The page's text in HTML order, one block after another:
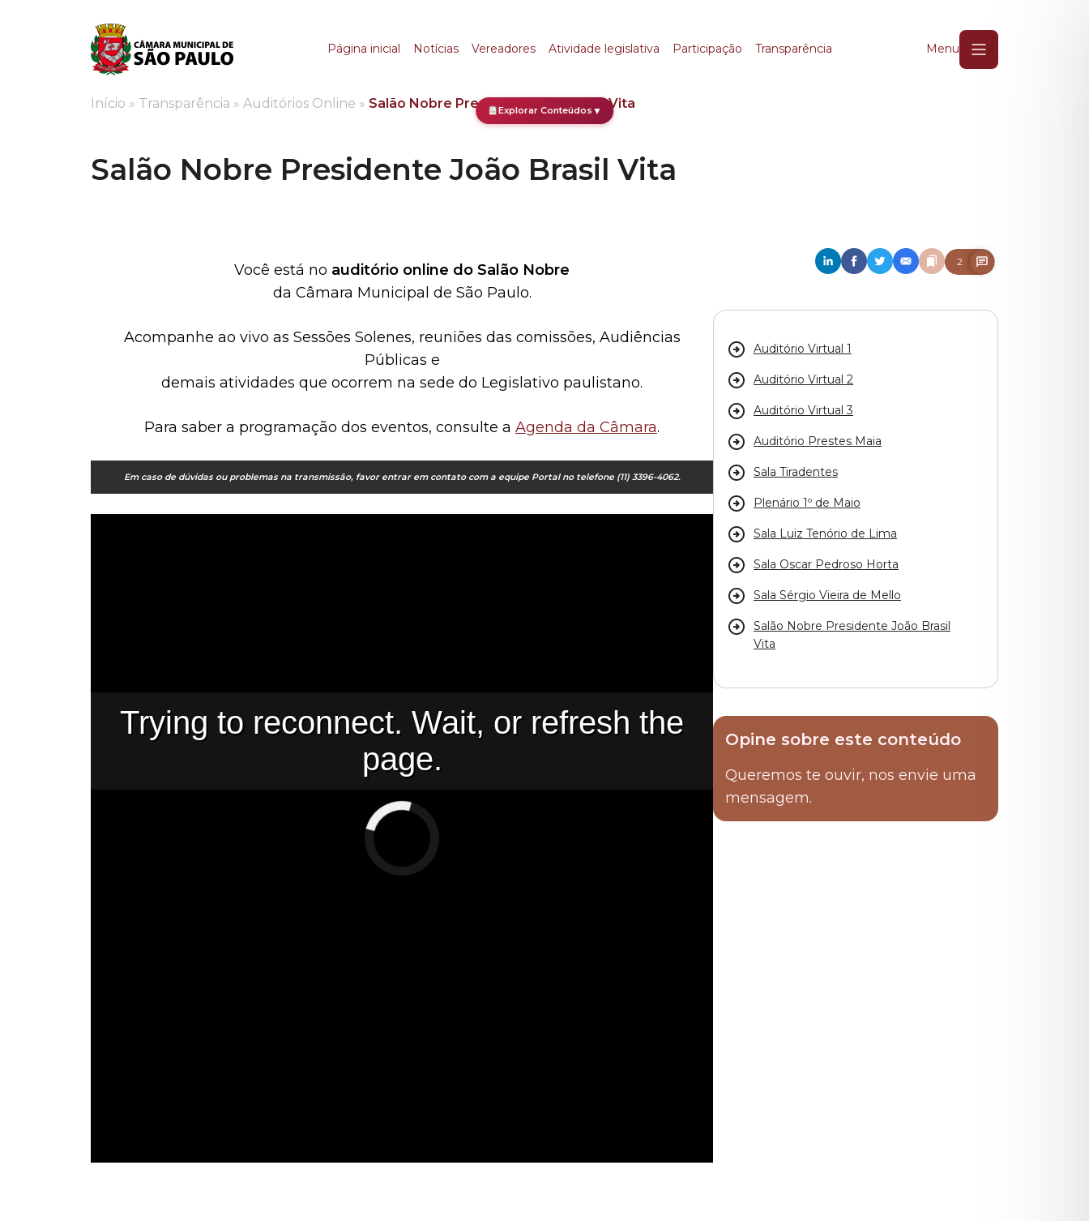
Salão Nobre Presidente João Brasil Vita
Explorar Conteúdos ▼
Página inicial Notícias Vereadores Atividade legislativa Participação Transparência Menu
Início » Transparência » Auditórios Online » Salão Nobre Presidente João Brasil Vita
Salão Nobre Presidente João Brasil Vita
Você está no auditório online do Salão Nobre
da Câmara Municipal de São Paulo.
Acompanhe ao vivo as Sessões Solenes, reuniões das comissões, Audiências
Públicas e
demais atividades que ocorrem na sede do Legislativo paulistano.
Para saber a programação dos eventos, consulte a Agenda da Câmara.
Em caso de dúvidas ou problemas na transmissão, favor entrar em contato com a equipe Portal no telefone (11) 3396-4062.
2
Auditório Virtual 1
Auditório Virtual 2
Auditório Virtual 3
Auditório Prestes Maia
Sala Tiradentes
Plenário 1º de Maio
Sala Luiz Tenório de Lima
Sala Oscar Pedroso Horta
Sala Sérgio Vieira de Mello
Salão Nobre Presidente João Brasil
Vita
Opine sobre este conteúdo
Queremos te ouvir, nos envie uma
mensagem.